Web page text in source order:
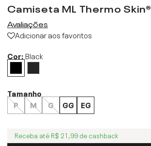
Camiseta ML Thermo Skin®
Avaliações
Adicionar aos favoritos
Cor:Black
Tamanho
P
M G GG EG
Receba até R$ 21,99 de cashback